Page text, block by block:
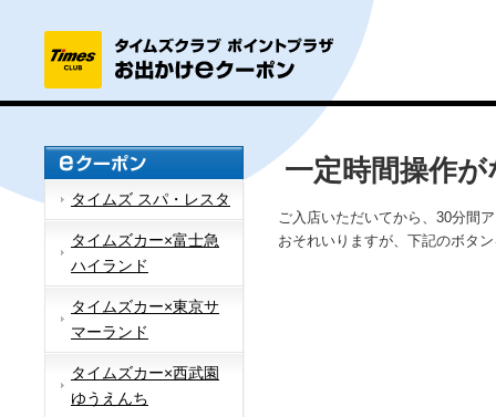
タイムズ スパ・レスタ
タイムズカー×富士急
ハイランド
タイムズカー×東京サ
マーランド
タイムズカー×西武園
ゆうえんち
一定時間操作
ご入店いただいてから、30分間
おそれいりますが、下記のボタ